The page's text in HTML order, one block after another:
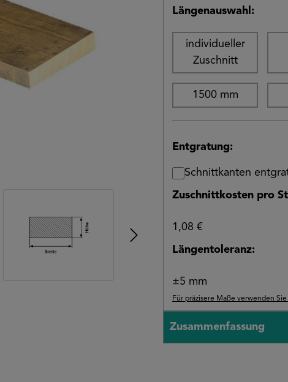
Längenauswahl:
individueller
Zuschnitt
1500 mm
Entgratung:
Schnittkanten
Zuschnittkosten pro
1,08 €
Längentoleranz:
±5 mm
Für präzisere Maße verwenden
Zusammenfassung